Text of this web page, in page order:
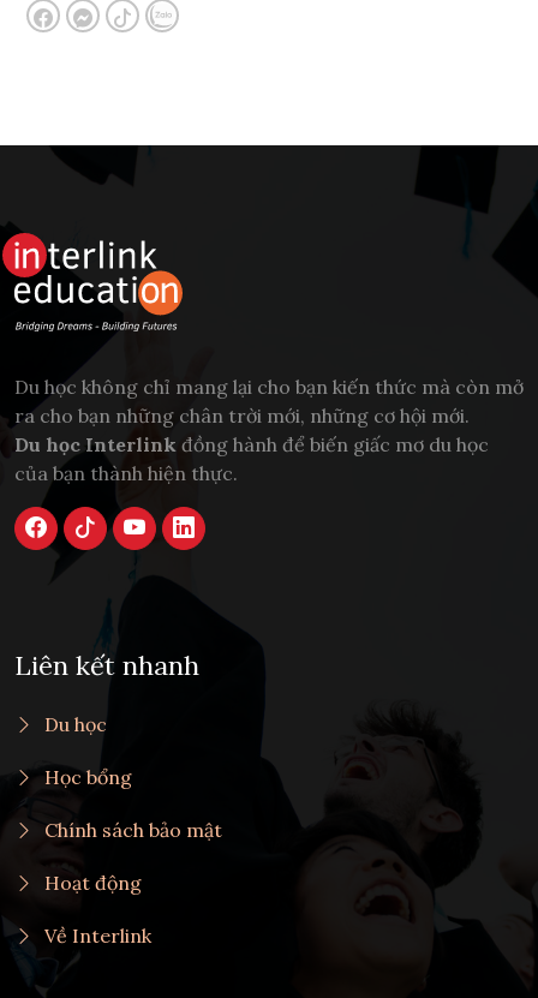
Du học không chỉ mang lại cho bạn kiến thức mà còn mở
ra cho bạn những chân trời mới, những cơ hội mới.
Du học Interlink đồng hành để biến giấc mơ du học
của bạn thành hiện thực.
Liên kết nhanh
Du học
Học bổng
Chính sách bảo mật
Hoạt động
Về Interlink